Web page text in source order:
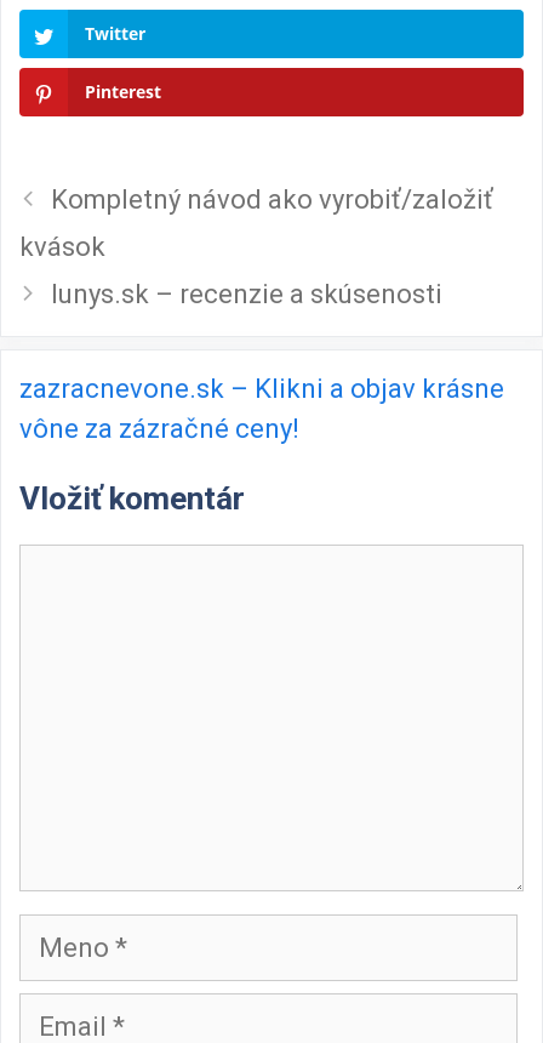
Twitter
Pinterest
Kompletný návod ako vyrobiť/založiť
kvások
lunys.sk – recenzie a skúsenosti
zazracnevone.sk – Klikni a objav krásne
vône za zázračné ceny!
Vložiť komentár
Meno
Email